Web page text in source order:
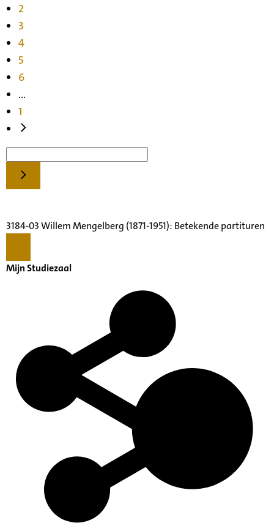
2
3
4
5
6
...
1
3184-03 Willem Mengelberg (1871-1951): Betekende partituren
Mijn Studiezaal